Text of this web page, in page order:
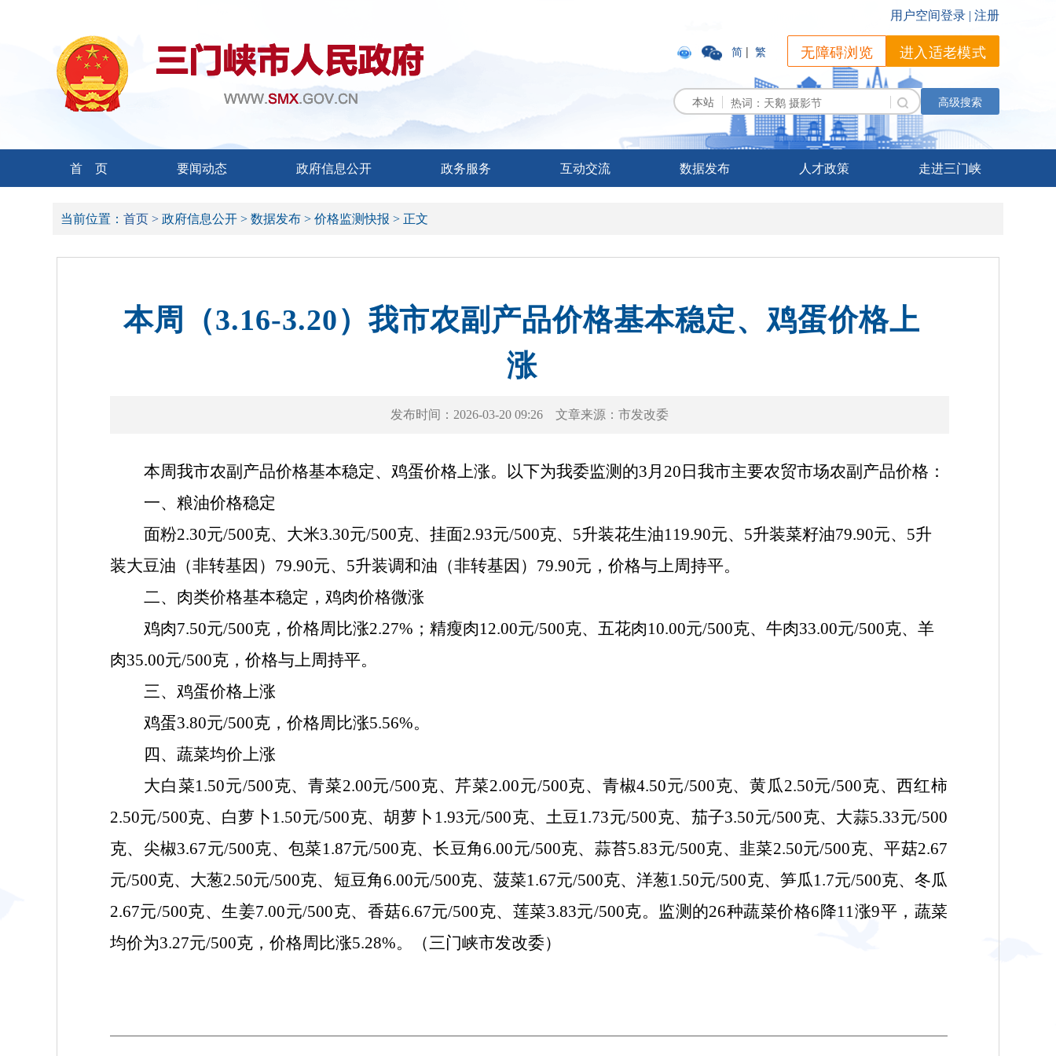
简 | 繁 无障碍浏览 进入适老模式
本站 高级搜索
首 页 要闻动态 政府信息公开 政务服务 互动交流 数据发布 人才政策 走进三门峡
当前位置： 首页 > 政府信息公开 > 数据发布 > 价格监测快报 > 正文
本周（3.16-3.20）我市农副产品价格基本稳定、鸡蛋价格上
涨
发布时间： 2026-03-20 09:26 文章来源： 市发改委
本周我市农副产品价格基本稳定、鸡蛋价格上涨。以下为我委监测的3月20日我市主要农贸市场农副产品价格：
一、粮油价格稳定
面粉2.30元/500克、大米3.30元/500克、挂面2.93元/500克、5升装花生油119.90元、5升装菜籽油79.90元、5升
装大豆油（非转基因）79.90元、5升装调和油（非转基因）79.90元，价格与上周持平。
二、 肉类价格基本稳定，鸡肉价格微涨
鸡肉7.50元/500克，价格周比涨2.27% ；精瘦肉12.00元/500克、五花肉10.00元/500克、牛肉33.00元/500克、羊
肉35.00元/500克，价格与上周持平。
三、 鸡蛋价格上涨
鸡蛋3.80元/500克，价格周比涨5.56%。
四、蔬菜均价上涨
大白菜1.50元/500克、青菜2.00元/500克、芹菜2.00元/500克、青椒4.50元/500克、黄瓜2.50元/500克、西红柿
2.50元/500克、白萝卜1.50元/500克、胡萝卜1.93元/500克、土豆1.73元/500克、茄子3.50元/500克、大蒜5.33元/500
克、尖椒3.67元/500克、包菜1.87元/500克、长豆角6.00元/500克、蒜苔5.83元/500克、韭菜2.50元/500克、平菇2.67
元/500克、大葱2.50元/500克、短豆角6.00元/500克、菠菜1.67元/500克、洋葱1.50元/500克、笋瓜1.7元/500克、冬瓜
2.67元/500克、生姜7.00元/500克、香菇6.67元/500克、莲菜3.83元/500克。监测的26种蔬菜价格6降11涨9平，蔬菜
均价为3.27元/500克，价格周比涨5.28%。（三门峡市发改委）